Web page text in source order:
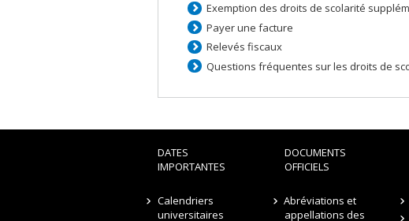
Exemption des droits de scolarité
Payer une facture
Relevés fiscaux
Questions fréquentes sur les droits de
DATES
IMPORTANTES
Calendriers
universitaires
DOCUMENTS
OFFICIELS
Abréviations et
appellations des